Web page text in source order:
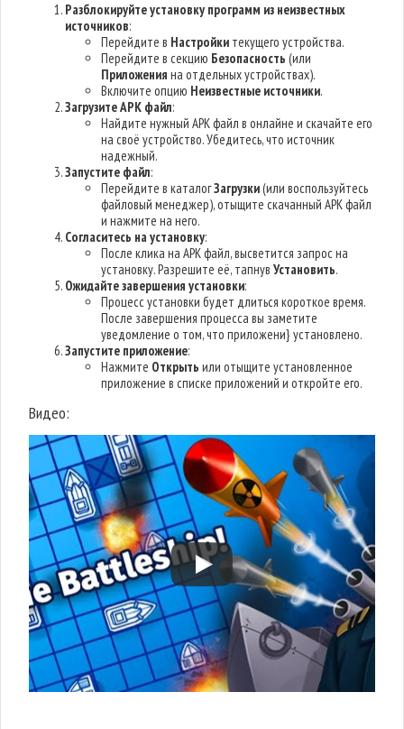
Разблокируйте установку программ из неизвестных
источников:
Перейдите в Настройки текущего устройства.
Перейдите в секцию Безопасность (или
Приложения на отдельных устройствах).
Включите опцию Неизвестные источники.
Загрузите APK файл:
Найдите нужный APK файл в онлайне и скачайте его
на своё устройство. Убедитесь, что источник
надежный.
Запустите файл:
Перейдите в каталогЗагрузки(или воспользуйтесь
файловый менеджер), отыщите скачанный APK файл
и нажмите на него.
Согласитесь на установку:
После клика на APK файл, высветится запрос на
установку. Разрешите её, тапнувУстановить.
Ожидайте завершения установки:
Процесс установки будет длиться короткое время.
После завершения процесса вы заметите
уведомление о том, что приложени} установлено.
Запустите приложение:
Нажмите Открыть или отыщите установленное
приложение в списке приложений и откройте его.
Видео: